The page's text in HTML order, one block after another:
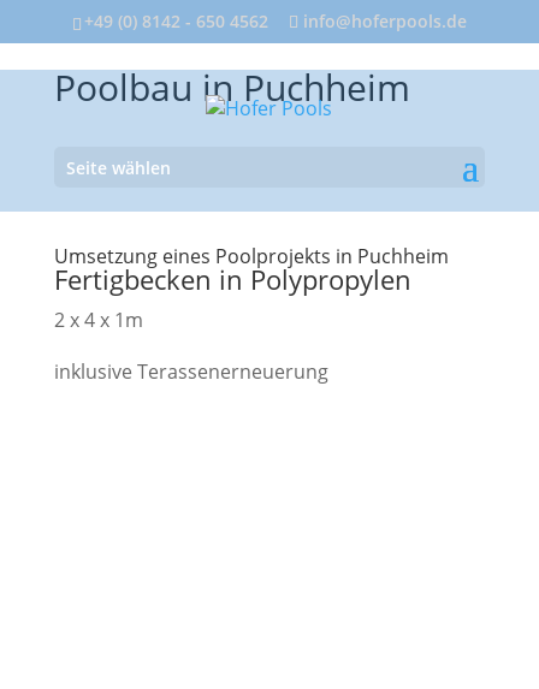
+49 (0) 8142 - 650 4562 info@hoferpools.de
Seite wählen
Poolbau in Puchheim
Umsetzung eines Poolprojekts in Puchheim
Fertigbecken in Polypropylen
2 x 4 x 1m
inklusive Terassenerneuerung